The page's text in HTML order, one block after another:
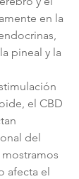
en la
pineal y la
el CBD
del
afecta el